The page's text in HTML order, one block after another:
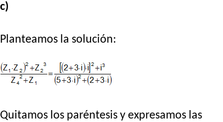
c)
Planteamos la solución:
Quitamos los paréntesis y expresamos las